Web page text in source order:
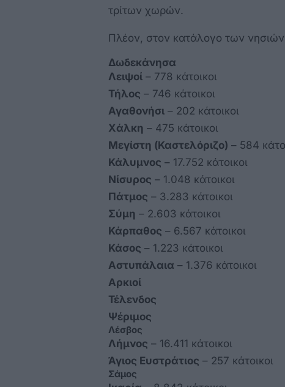
τρίτων χωρών.
Πλέον, στον κατάλογο των
Δωδεκάνησα
Λειψοί – 778 κάτοικοι
Τήλος – 746 κάτοικοι
Αγαθονήσι – 202 κάτοικοι
Χάλκη – 475 κάτοικοι
Μεγίστη (Καστελόριζο) – 584
Κάλυμνος – 17.752 κάτοικοι
Νίσυρος – 1.048 κάτοικοι
Πάτμος – 3.283 κάτοικοι
Σύμη – 2.603 κάτοικοι
Κάρπαθος – 6.567 κάτοικοι
Κάσος – 1.223 κάτοικοι
Αστυπάλαια – 1.376 κάτοικοι
Αρκιοί
Τέλενδος
Ψέριμος
Λέσβος
Λήμνος – 16.411 κάτοικοι
Άγιος Ευστράτιος – 257 κάτοικοι
Σάμος